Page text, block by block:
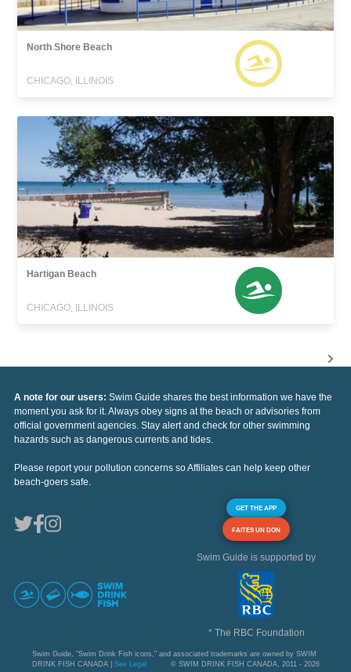
North Shore Beach
CHICAGO, ILLINOIS
Hartigan Beach
CHICAGO, ILLINOIS
A note for our users: Swim Guide shares the best information we have the
moment you ask for it. Always obey signs at the beach or advisories from
official government agencies. Stay alert and check for other swimming
hazards such as dangerous currents and tides.
Please report your pollution concerns so Affiliates can help keep other
beach-goers safe.
GET THE APP
FAITES UN DON
Swim Guide is supported by
* The RBC Foundation
Swim Guide, "Swim Drink Fish icons," and associated trademarks are owned by SWIM
DRINK FISH CANADA | See Legal © SWIM DRINK FISH CANADA, 2011 - 2026